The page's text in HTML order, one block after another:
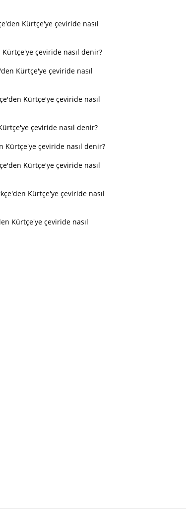
Kürtçe'ye çeviride nasıl
çeviride nasıl denir?
Kürtçe'ye çeviride nasıl
Kürtçe'ye çeviride nasıl
çeviride nasıl denir?
Kürtçe'ye çeviride nasıl denir?
Kürtçe'ye çeviride nasıl
Kürtçe'ye çeviride nasıl
Kürtçe'ye çeviride nasıl